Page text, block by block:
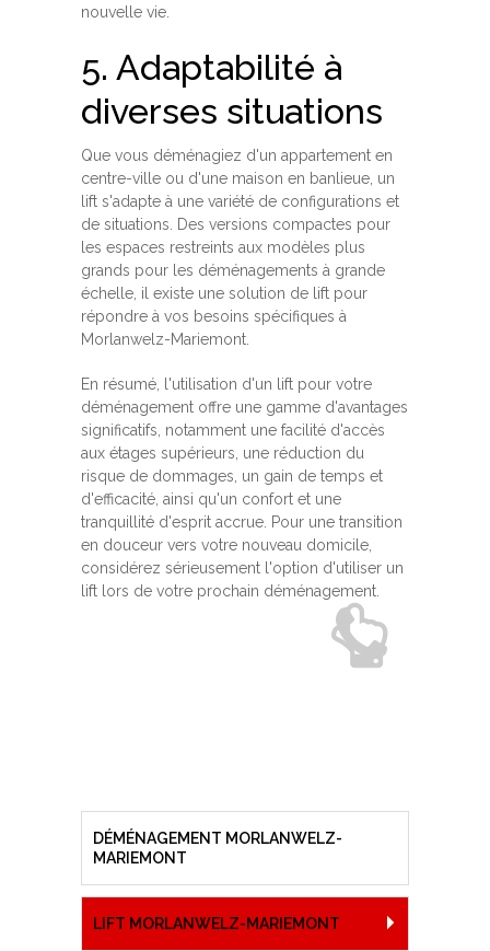
nouvelle vie.
5. Adaptabilité à
diverses situations
Que vous déménagiez d'un appartement en
centre-ville ou d'une maison en banlieue, un
lift s'adapte à une variété de configurations et
de situations. Des versions compactes pour
les espaces restreints aux modèles plus
grands pour les déménagements à grande
échelle, il existe une solution de lift pour
répondre à vos besoins spécifiques à
Morlanwelz-Mariemont.
En résumé, l'utilisation d'un lift pour votre
déménagement offre une gamme d'avantages
significatifs, notamment une facilité d'accès
aux étages supérieurs, une réduction du
risque de dommages, un gain de temps et
d'efficacité, ainsi qu'un confort et une
tranquillité d'esprit accrue. Pour une transition
en douceur vers votre nouveau domicile,
considérez sérieusement l'option d'utiliser un
lift lors de votre prochain déménagement.
DÉMÉNAGEMENT MORLANWELZ-
MARIEMONT
LIFT MORLANWELZ-MARIEMONT